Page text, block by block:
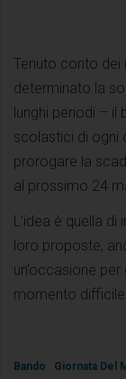
Tenuto conto dei
determinato la
lunghi periodi – il
scolastici di ogni
prorogare la
al prossimo 24
L’idea è quella di
loro proposte,
un’occasione
momento difficile.
Bando Giornata Del